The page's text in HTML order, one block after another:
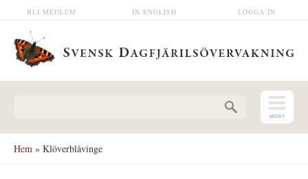
Hoppa till huvudinnehåll LOGGA IN
IN ENGLISH
BLI MEDLEM
Hem » Klöverblåvinge